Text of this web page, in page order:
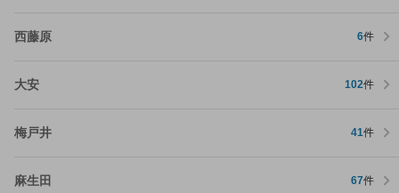
西藤原 6件
大安 102件
梅戸井 41件
麻生田 67件